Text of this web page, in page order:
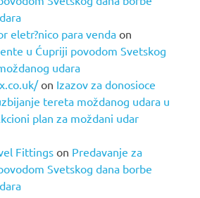
eletr?nico para vendaon
u Ćupriji povodom Svetskog
udara
on Izazov za donosioce
tereta moždanog udara u
plan za moždani udar
Fittingson Predavanje za
Svetskog dana borbe